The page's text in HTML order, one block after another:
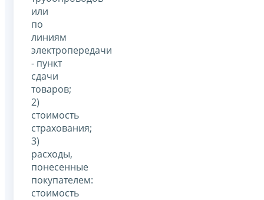
или
по
линиям
электропередачи
- пункт
сдачи
товаров;
2)
стоимость
страхования;
3)
расходы,
понесенные
покупателем:
стоимость